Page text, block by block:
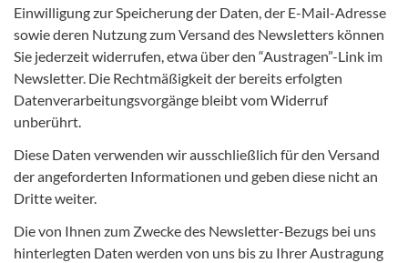
Einwilligung zur Speicherung der Daten, der E-Mail-Adresse
sowie deren Nutzung zum Versand des Newsletters können
Sie jederzeit widerrufen, etwa über den “Austragen”-Link im
Newsletter. Die Rechtmäßigkeit der bereits erfolgten
Datenverarbeitungsvorgänge bleibt vom Widerruf
unberührt.
Diese Daten verwenden wir ausschließlich für den Versand
der angeforderten Informationen und geben diese nicht an
Dritte weiter.
Die von Ihnen zum Zwecke des Newsletter-Bezugs bei uns
hinterlegten Daten werden von uns bis zu Ihrer Austragung